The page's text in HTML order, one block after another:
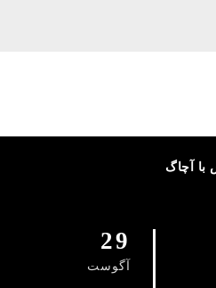
با آچاگ
29
آگوست